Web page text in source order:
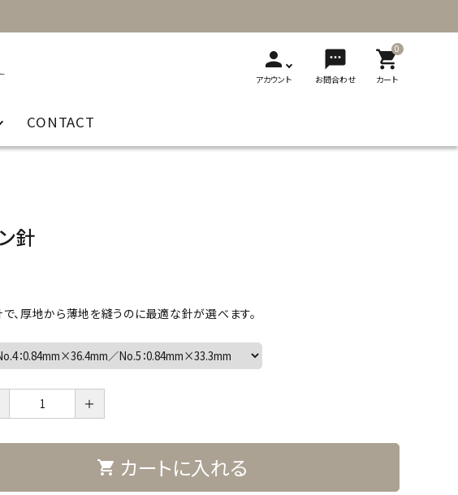
person
アカウント
sms
お問合わせ
0
shopping_cart
カート
レース針
毛糸
るＦ
CONTACT
針
、厚地から薄地を縫うのに最適な針が選べます。
＋
shopping_cart カートに入れる